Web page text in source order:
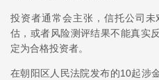
投资者通常会主张，信托公司
估，或者风险测评结果不能真实
定为合格投资者。
在朝阳区人民法院发布的10起涉